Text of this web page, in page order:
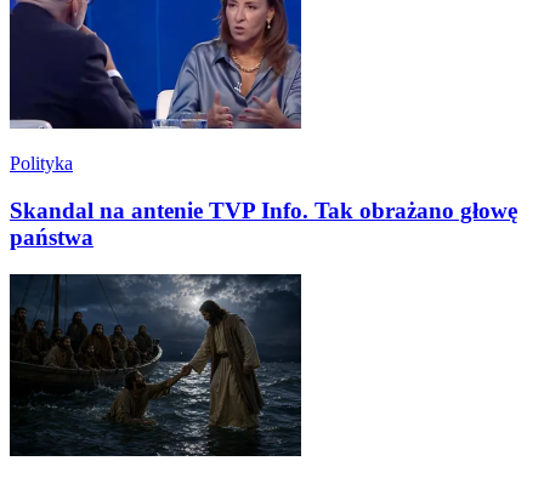
Polityka
Skandal na antenie TVP Info. Tak obrażano głowę
państwa